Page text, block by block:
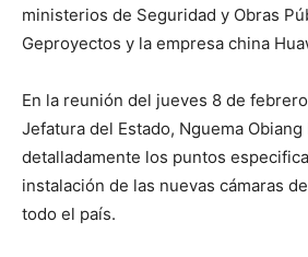
ministerios de Seguridad y Obras
Geproyectos y la empresa china
En la reunión del jueves 8 de
Jefatura del Estado, Nguema
detalladamente los puntos
instalación de las nuevas cámaras
todo el país.